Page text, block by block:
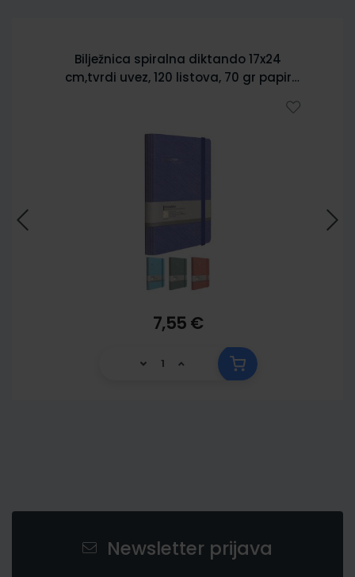
Bilježnica spiralna diktando 17x24
cm,tvrdi uvez, 120 listova, 70 gr papir
7,55 €
Newsletter prijava